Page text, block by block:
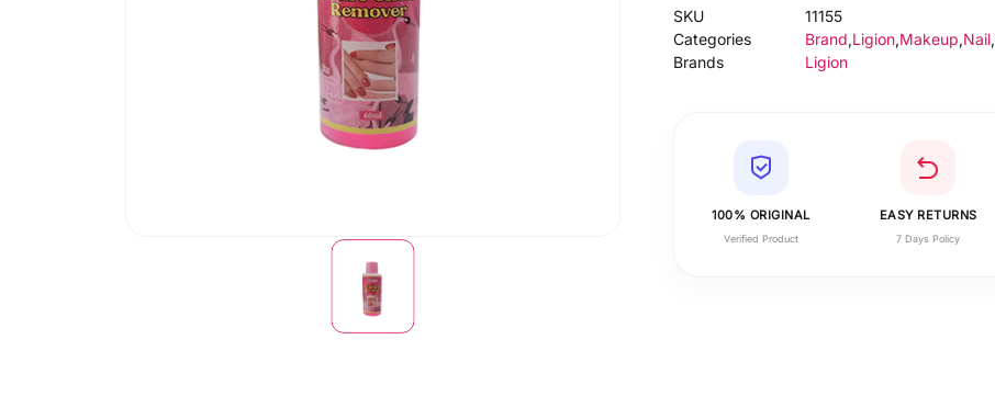
SKU
11155
Categories
Brand,Ligion,Makeup,Nail,
Brands
Ligion
100% ORIGINAL
Verified Product
EASY RETURNS
7 Days Policy